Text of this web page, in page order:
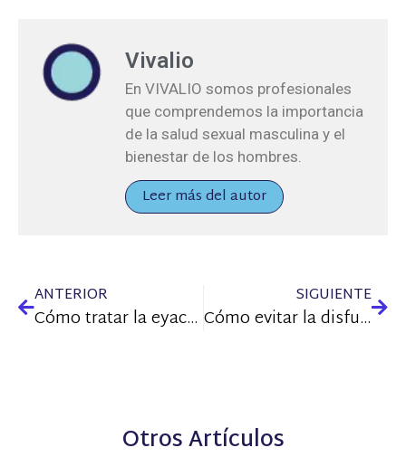
Vivalio
En VIVALIO somos profesionales
que comprendemos la importancia
de la salud sexual masculina y el
bienestar de los hombres.
Leer más del autor
ANTERIOR
Cómo tratar la eyaculación precoz en pareja
SIGUIENTE
Cómo evitar la disfunción eréctil
Otros Artículos